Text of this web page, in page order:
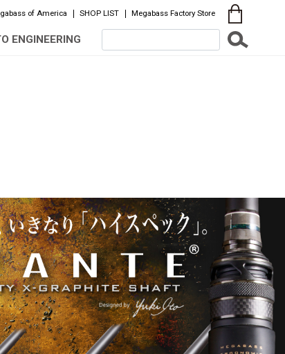
of America SHOP LIST Megabass Factory Store
ENGINEERING